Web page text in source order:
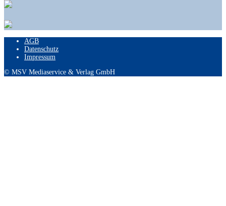
AGB
Datenschutz
Impressum
© MSV Mediaservice & Verlag GmbH